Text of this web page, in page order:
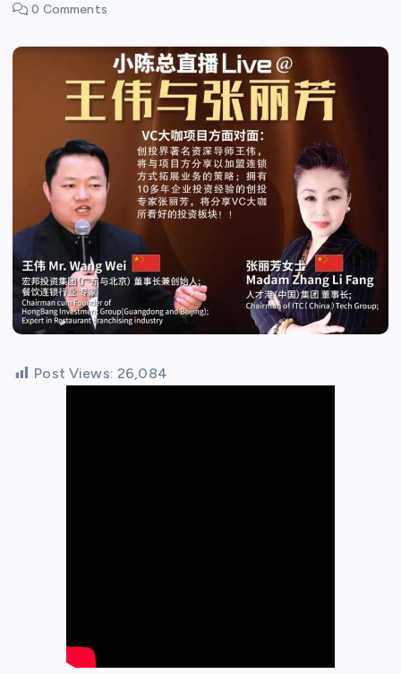
0 Comments
Post Views: 26,084